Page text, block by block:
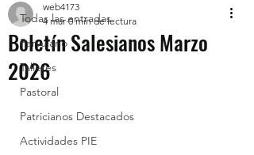
Todas las entradas
Parvulario
Talleres
Pastoral
Patricianos Destacados
Actividades PIE
Boletín Salesianos Marzo
2026
web4173
4 mar 0 min de lectura